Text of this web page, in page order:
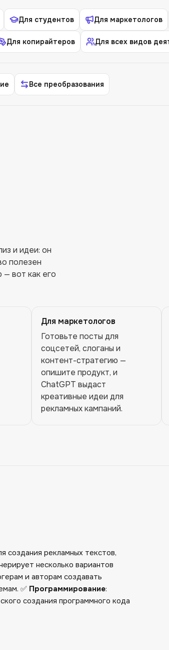
Для студентов Для маркетологов
Для копирайтеров Для всех видов
Все преобразования
и идеи: он
полезен
— вот как его
Для маркетологов
Готовьте посты для
соцсетей, слоганы и
контент-стратегию —
опишите продукт, и
ChatGPT выдаст
креативные идеи для
рекламных кампаний.
создания рекламных текстов,
несколько вариантов
и авторам создавать
✅ Программирование:
создания программного кода